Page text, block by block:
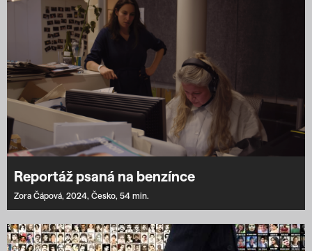
Reportáž psaná na benzínce
Zora Čápová, 2024, Česko, 54 min.